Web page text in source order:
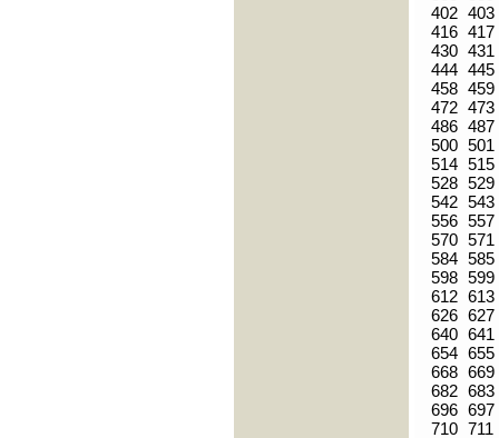
402 403
416 417
430 431
444 445
458 459
472 473
486 487
500 501
514 515
528 529
542 543
556 557
570 571
584 585
598 599
612 613
626 627
640 641
654 655
668 669
682 683
696 697
710 711